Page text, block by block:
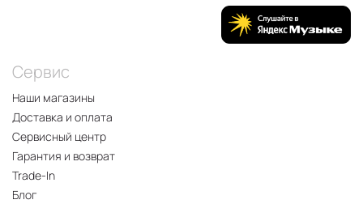
Сервис
Наши магазины
Доставка и оплата
Сервисный центр
Гарантия и возврат
Trade-In
Блог